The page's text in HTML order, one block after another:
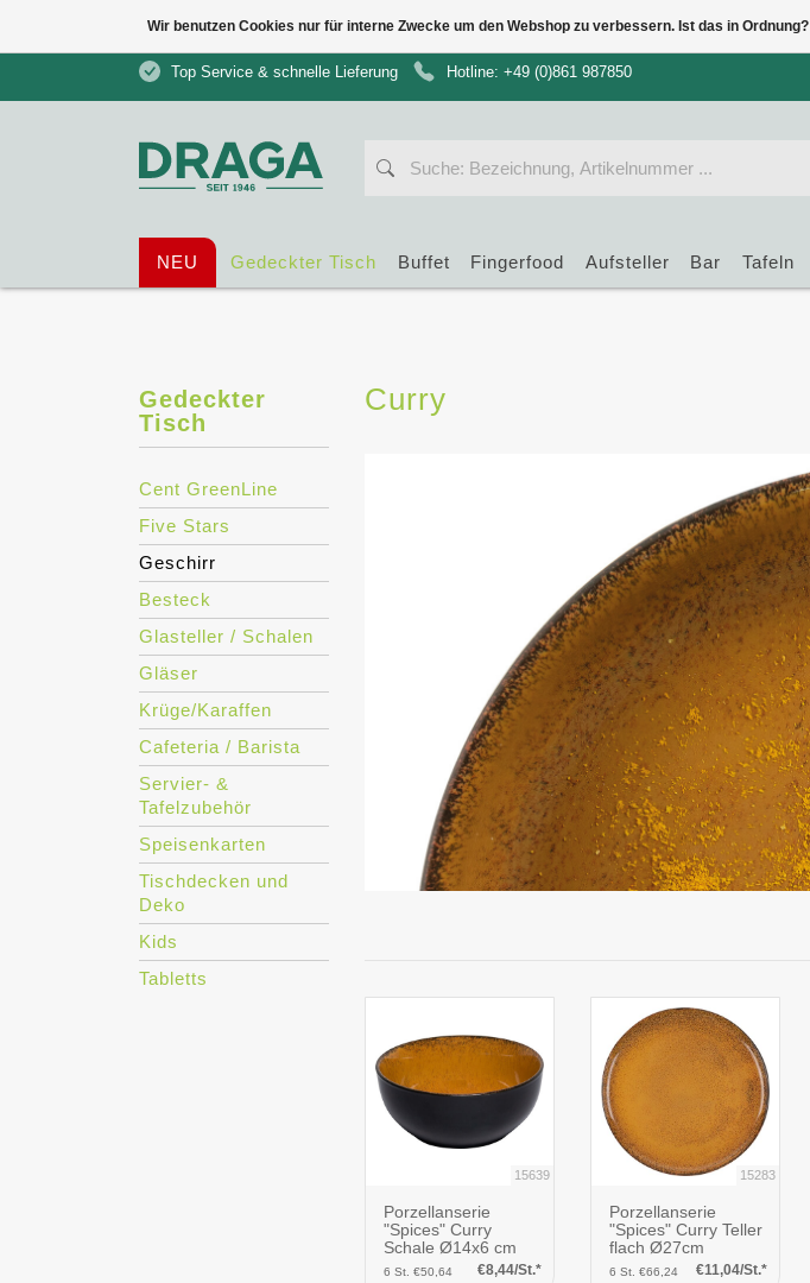
Top Service & schnelle Lieferung Hotline: +49 (0)861 987850
NEU Gedeckter Tisch Buffet Fingerfood Aufsteller Bar Tafeln
Gedeckter
Tisch
Cent GreenLine
Five Stars
Geschirr
Besteck
Glasteller / Schalen
Gläser
Krüge/Karaffen
Cafeteria / Barista
Servier- &
Tafelzubehör
Speisenkarten
Tischdecken und
Deko
Kids
Tabletts
Curry
15639
Porzellanserie
"Spices" Curry
Schale Ø14x6 cm
6 St. €50,64 €8,44/St.*
15283
Porzellanserie
"Spices" Curry Teller
flach Ø27cm
6 St. €66,24 €11,04/St.*
Wir benutzen Cookies nur für interne Zwecke um den Webshop zu verbessern. Ist das in Ordnung?